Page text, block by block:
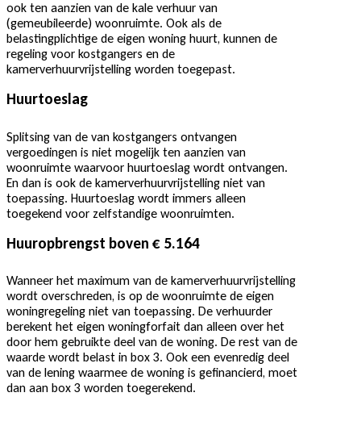
ook ten aanzien van de kale verhuur van
(gemeubileerde) woonruimte. Ook als de
belastingplichtige de eigen woning huurt, kunnen de
regeling voor kostgangers en de
kamerverhuurvrijstelling worden toegepast.
Huurtoeslag
Splitsing van de van kostgangers ontvangen
vergoedingen is niet mogelijk ten aanzien van
woonruimte waarvoor huurtoeslag wordt ontvangen.
En dan is ook de kamerverhuurvrijstelling niet van
toepassing. Huurtoeslag wordt immers alleen
toegekend voor zelfstandige woonruimten.
Huuropbrengst boven € 5.164
Wanneer het maximum van de kamerverhuurvrijstelling
wordt overschreden, is op de woonruimte de eigen
woningregeling niet van toepassing. De verhuurder
berekent het eigen woningforfait dan alleen over het
door hem gebruikte deel van de woning. De rest van de
waarde wordt belast in box 3. Ook een evenredig deel
van de lening waarmee de woning is gefinancierd, moet
dan aan box 3 worden toegerekend.